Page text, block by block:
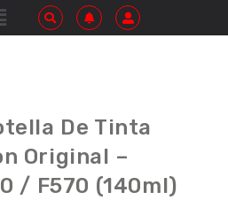
De Tinta
Original –
/ F570 (140ml)